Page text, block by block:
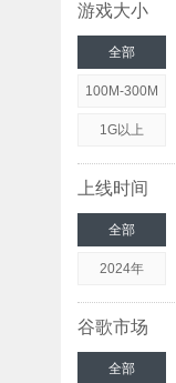
游戏大小
全部
100M-300M
1G以上
上线时间
全部
2024年
谷歌市场
全部